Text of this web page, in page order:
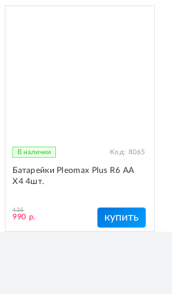
В наличии Код: 8065
Батарейки Pleomax Plus R6 AA
X4 4шт.
435
990 р. купить